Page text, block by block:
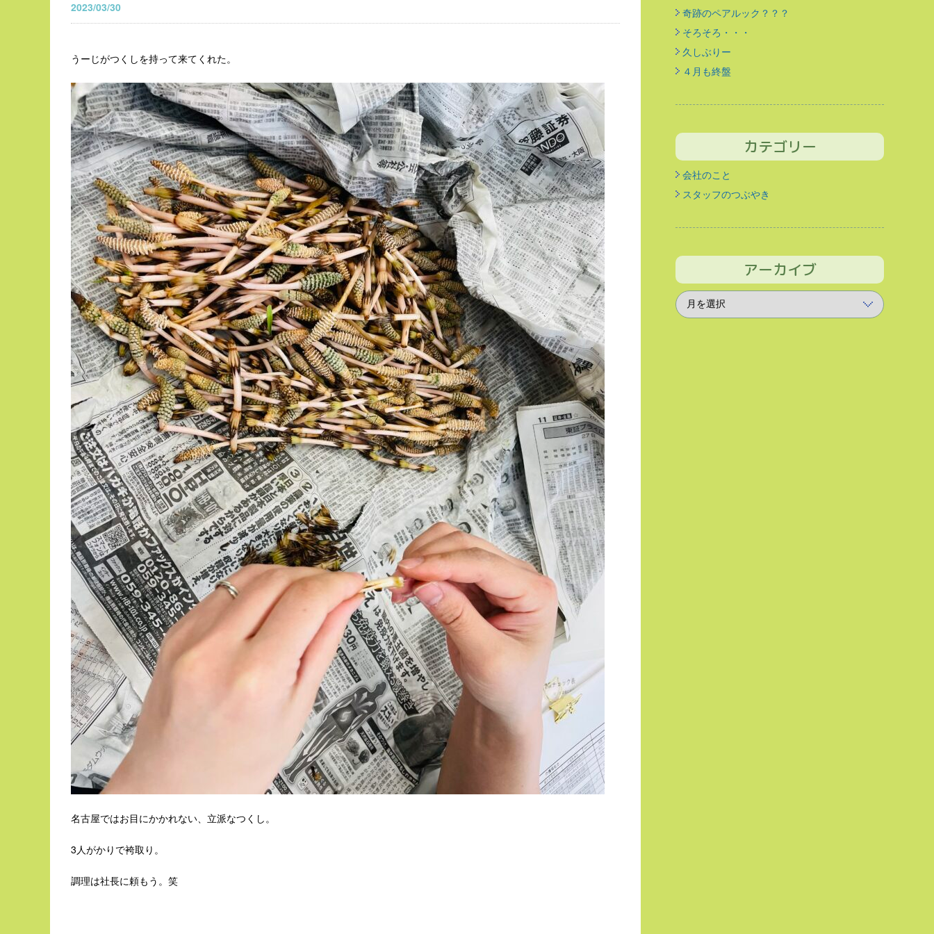
2023/03/30
うーじがつくしを持って来てくれた。
名古屋ではお目にかかれない、立派なつくし。
3人がかりで袴取り。
調理は社長に頼もう。笑
奇跡のペアルック？？？
そろそろ・・・
久しぶりー
４月も終盤
カテゴリー
会社のこと
スタッフのつぶやき
アーカイブ